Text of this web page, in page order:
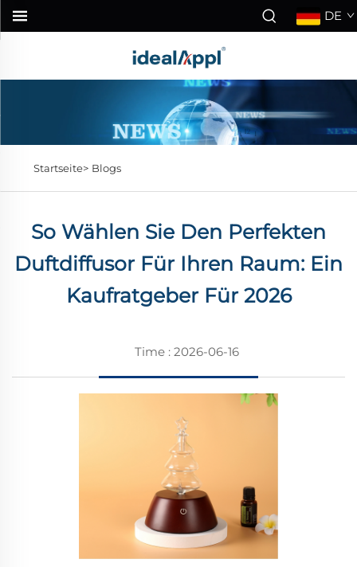
DE
Startseite> Blogs
So Wählen Sie Den Perfekten
Duftdiffusor Für Ihren Raum: Ein
Kaufratgeber Für 2026
Time : 2026-06-16